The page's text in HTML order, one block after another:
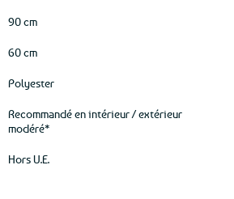
90 cm
60 cm
Polyester
Recommandé en intérieur / extérieur
modéré*
Hors U.E.